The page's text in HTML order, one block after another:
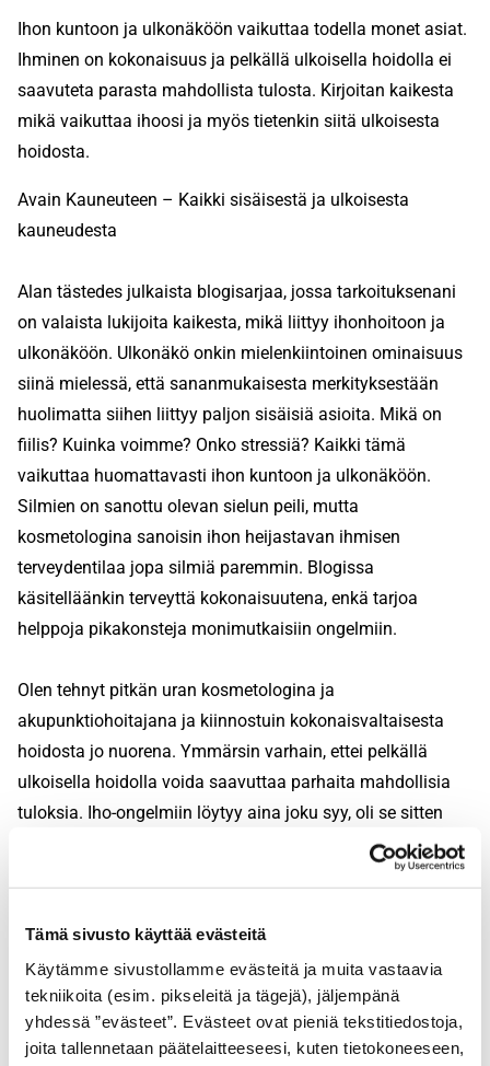
Tämä sivusto käyttää evästeitä
Käytämme sivustollamme evästeitä ja muita vastaavia
tekniikoita (esim. pikseleitä ja tägejä), jäljempänä
yhdessä ”evästeet”. Evästeet ovat pieniä tekstitiedostoja,
joita tallennetaan päätelaitteeseesi, kuten tietokoneeseen,
Ihon kuntoon ja ulkonäköön vaikuttaa todella monet asiat.
Ihminen on kokonaisuus ja pelkällä ulkoisella hoidolla ei
saavuteta parasta mahdollista tulosta. Kirjoitan kaikesta
mikä vaikuttaa ihoosi ja myös tietenkin siitä ulkoisesta
hoidosta.
Avain Kauneuteen – Kaikki sisäisestä ja ulkoisesta
kauneudesta
Alan tästedes julkaista blogisarjaa, jossa tarkoituksenani
on valaista lukijoita kaikesta, mikä liittyy ihonhoitoon ja
ulkonäköön. Ulkonäkö onkin mielenkiintoinen ominaisuus
siinä mielessä, että sananmukaisesta merkityksestään
huolimatta siihen liittyy paljon sisäisiä asioita. Mikä on
fiilis? Kuinka voimme? Onko stressiä? Kaikki tämä
vaikuttaa huomattavasti ihon kuntoon ja ulkonäköön.
Silmien on sanottu olevan sielun peili, mutta
kosmetologina sanoisin ihon heijastavan ihmisen
terveydentilaa jopa silmiä paremmin. Blogissa
käsitelläänkin terveyttä kokonaisuutena, enkä tarjoa
helppoja pikakonsteja monimutkaisiin ongelmiin.
Olen tehnyt pitkän uran kosmetologina ja
akupunktiohoitajana ja kiinnostuin kokonaisvaltaisesta
hoidosta jo nuorena. Ymmärsin varhain, ettei pelkällä
ulkoisella hoidolla voida saavuttaa parhaita mahdollisia
tuloksia. Iho-ongelmiin löytyy aina joku syy, oli se sitten
viisas, eikä antanut meidän lasten syödä väriaineilla
kyllästettyjä karkkeja. Emme kuluttaneet eineksiä emmekä
margariinia ja perheessämme tiedettiin välttää
natriumglutamaattia jo 70-luvulla. Minut opetettiin
kyseenalaistamaan asioita ja ajattelemaan välillä omilla